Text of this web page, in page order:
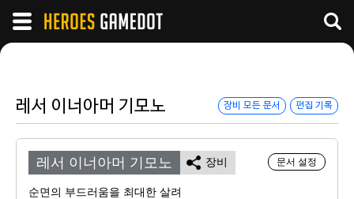
레서 이너아머 기모노 장비 모든 문서 편집 기록
문서 설정
레서 이너아머 기모노 장비
순면의 부드러움을 최대한 살려